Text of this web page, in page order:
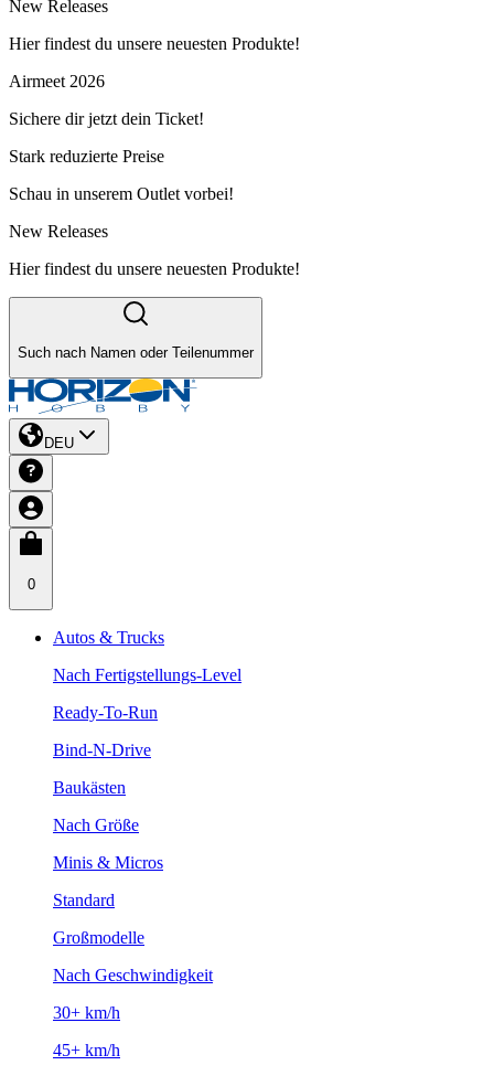
New Releases
Hier findest du unsere neuesten Produkte!
Airmeet 2026
Sichere dir jetzt dein Ticket!
Stark reduzierte Preise
Schau in unserem Outlet vorbei!
New Releases
Hier findest du unsere neuesten Produkte!
Such nach Namen oder Teilenummer
DEU
0
Autos & Trucks
Nach Fertigstellungs-Level
Ready-To-Run
Bind-N-Drive
Baukästen
Nach Größe
Minis & Micros
Standard
Großmodelle
Nach Geschwindigkeit
30+ km/h
45+ km/h